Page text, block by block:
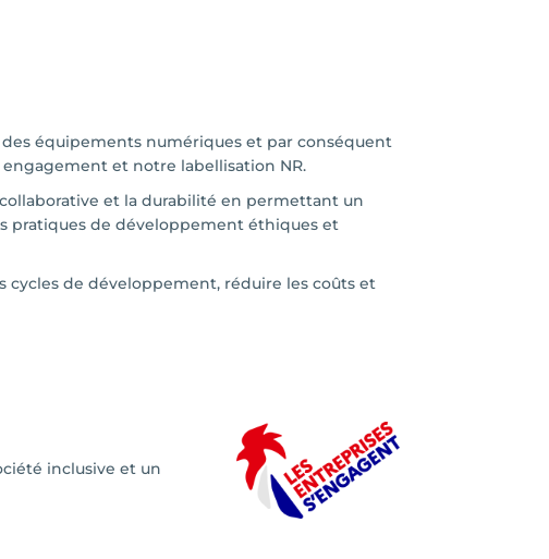
équipements numériques et par conséquent
et notre labellisation NR.
et la durabilité en permettant un
pratiques de développement éthiques et
cycles de développement, réduire les coûts et
inclusive et un